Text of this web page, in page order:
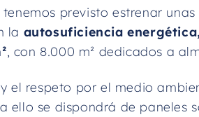
previsto estrenar unas
la autosuficiencia
, con 8.000 m² dedicados a
el respeto por el medio
ello se dispondrá de paneles